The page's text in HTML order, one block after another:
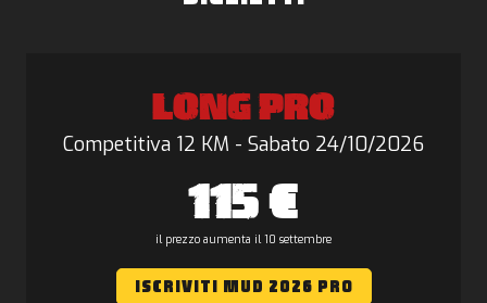
LONG PRO
Competitiva 12 KM - Sabato 24/10/2026
115 €
il prezzo aumenta il 10 settembre
ISCRIVITI MUD 2026 PRO